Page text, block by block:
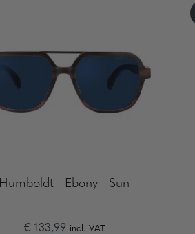
Humboldt - Ebony - Sun
€ 133,99 incl. VAT